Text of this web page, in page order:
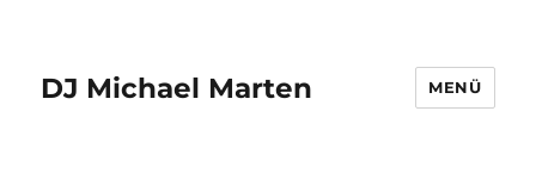
DJ Michael Marten MENÜ